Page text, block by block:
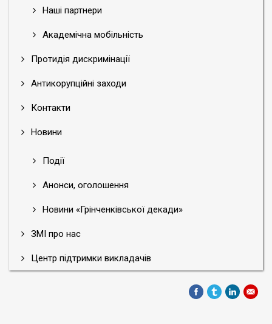
Наші партнери
Академічна мобільність
Протидія дискримінації
Антикорупційні заходи
Контакти
Новини
Події
Анонси, оголошення
Новини «Грінченківської декади»
ЗМІ про нас
Центр підтримки викладачів